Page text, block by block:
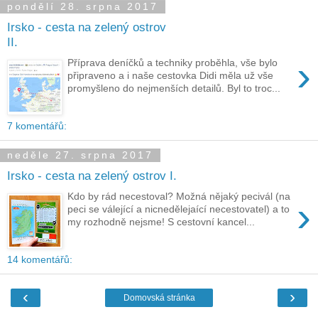
pondělí 28. srpna 2017
Irsko - cesta na zelený ostrov
II.
›
Příprava deníčků a techniky proběhla, vše bylo
připraveno a i naše cestovka Didi měla už vše
promyšleno do nejmenších detailů. Byl to troc...
7 komentářů:
neděle 27. srpna 2017
Irsko - cesta na zelený ostrov I.
›
Kdo by rád necestoval? Možná nějaký pecivál (na
peci se válející a nicnedělejaící necestovatel) a to
my rozhodně nejsme! S cestovní kancel...
14 komentářů:
‹ ›
Domovská stránka